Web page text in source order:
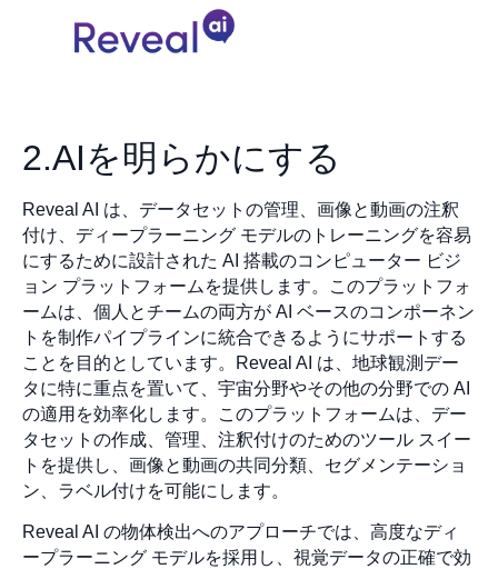
2.AIを明らかにする
Reveal AI は、データセットの管理、画像と動画の注釈
付け、ディープラーニング モデルのトレーニングを容易
にするために設計された AI 搭載のコンピューター ビジ
ョン プラットフォームを提供します。このプラットフォ
ームは、個人とチームの両方が AI ベースのコンポーネン
トを制作パイプラインに統合できるようにサポートする
ことを目的としています。Reveal AI は、地球観測デー
タに特に重点を置いて、宇宙分野やその他の分野での AI
の適用を効率化します。このプラットフォームは、デー
タセットの作成、管理、注釈付けのためのツール スイー
トを提供し、画像と動画の共同分類、セグメンテーショ
ン、ラベル付けを可能にします。
Reveal AI の物体検出へのアプローチでは、高度なディ
ープラーニング モデルを採用し、視覚データの正確で効